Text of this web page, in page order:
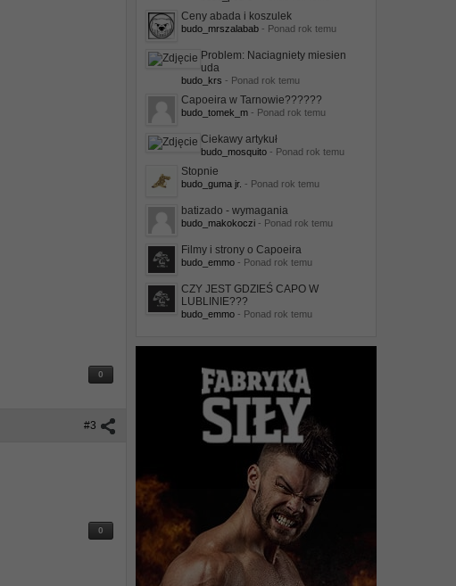
0
#3
0
Ceny abada i koszulek
budo_mrszalabab- Ponad rok temu
Problem: Naciagniety miesien
uda
budo_krs - Ponad rok temu
Capoeira w Tarnowie??????
budo_tomek_m- Ponad rok temu
Ciekawy artykuł
budo_mosquito- Ponad rok temu
Stopnie
budo_guma jr. - Ponad rok temu
batizado - wymagania
budo_makokoczi- Ponad rok temu
Filmy i strony o Capoeira
budo_emmo- Ponad rok temu
CZY JEST GDZIEŚ CAPO W
LUBLINIE???
budo_emmo- Ponad rok temu